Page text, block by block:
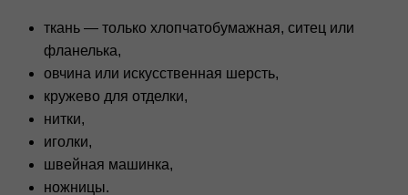
ткань — только хлопчатобумажная, ситец или
фланелька,
овчина или искусственная шерсть,
кружево для отделки,
нитки,
иголки,
швейная машинка,
ножницы.